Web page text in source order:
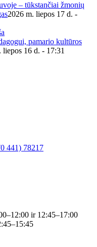
– tūkstančiai žmonių
2026 m. liepos 17 d. -
pamario kultūros
liepos 16 d. - 17:31
441) 78217
ir 12:45–17:00